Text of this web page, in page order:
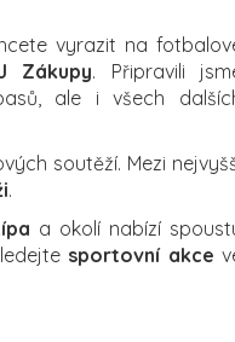
vyrazit na
Zákupy. Připravili
ale i všech
soutěží. Mezi
.
a okolí nabízí
sportovní akce